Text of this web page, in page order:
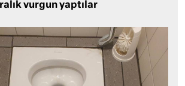
vurgun yaptılar